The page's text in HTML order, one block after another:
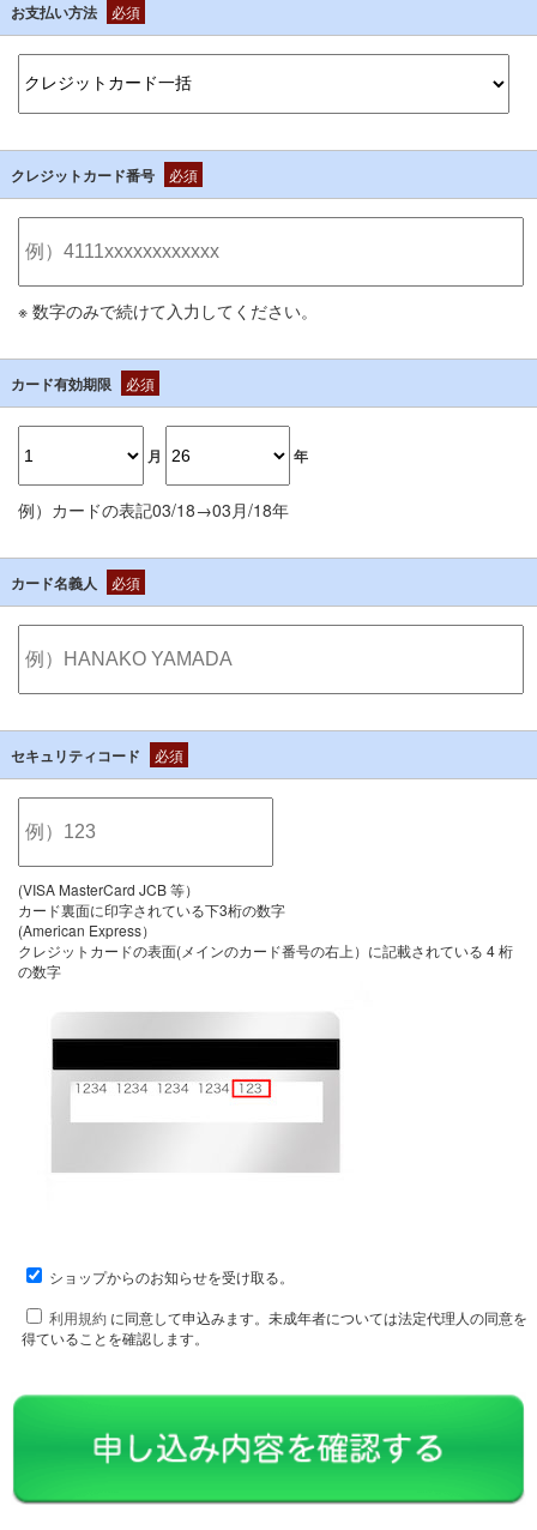
お支払い方法 必須
クレジットカード番号 必須
※ 数字のみで続けて入力してください。
カード有効期限 必須
月 年
例）カードの表記03/18→03月/18年
カード名義人 必須
セキュリティコード 必須
(VISA MasterCard JCB 等）
カード裏面に印字されている下3桁の数字
(American Express）
クレジットカードの表面(メインのカード番号の右上）に記載されている 4 桁
の数字
ショップからのお知らせを受け取る。
利用規約に同意して申込みます。未成年者については法定代理人の同意を
得ていることを確認します。